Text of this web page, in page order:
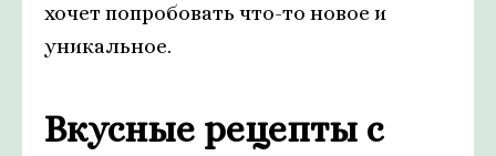
хочет попробовать что-то новое и
уникальное.
Вкусные рецепты с